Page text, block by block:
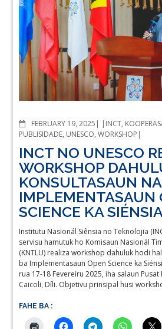
FEBRUARY 19, 2025 COMMENTS
INCT,
PUBLISIDADE, UNESCO,WORKSHOP
INCT NO UNESCO
WORKSHOP
KONSULTASAUN
IMPLEMENTASAUN
SCIENCE KA
Institutu Nasionál Siênsia no Teknolojia
servisu hamutuk ho Komisaun Nasionál
(KNTLU) realiza workshop dahuluk hodi
ba Implementasaun Open Science ka
rua 17-18 Fevereiru 2025, iha salaun Pusat
Caicoli, Díli. Objetivu prinsipal husi
FAHE BA :